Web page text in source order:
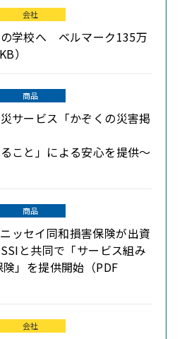
会社
学校へ ベルマーク135万
）
商品
サービス「かぞくの災害掲
こと」による安心を提供～
商品
ッセイ同和損害保険が出資
と共同で「サービス組み
」を提供開始（PDF
会社